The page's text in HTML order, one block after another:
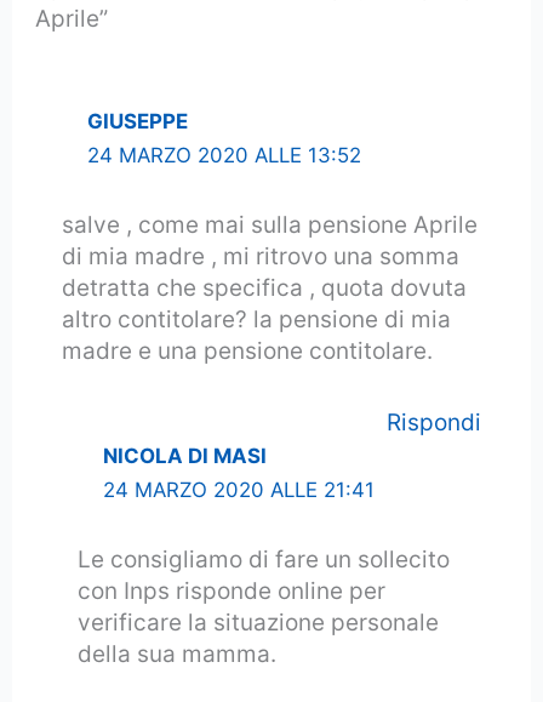
Aprile”
GIUSEPPE
24 MARZO 2020 ALLE 13:52
salve , come mai sulla pensione Aprile
di mia madre , mi ritrovo una somma
detratta che specifica , quota dovuta
altro contitolare? la pensione di mia
madre e una pensione contitolare.
Rispondi
NICOLA DI MASI
24 MARZO 2020 ALLE 21:41
Le consigliamo di fare un sollecito
con Inps risponde online per
verificare la situazione personale
della sua mamma.